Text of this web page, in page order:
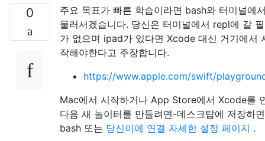
0
주요 목표가 빠른 학습이라면 bash와 터미널에
물러서겠습니다. 당신은 터미널에서 repl에 갈
가 없으며 ipad가 있다면 Xcode 대신 거기에서
작해야한다고 주장합니다.
https://www.apple.com/swift/
Mac에서 시작하거나 App Store에서 Xcode를
다음 새 놀이터를 만들려면-데스크탑에 저장하면
bash 또는 당신이에 연결 자세한 설정 페이지 .